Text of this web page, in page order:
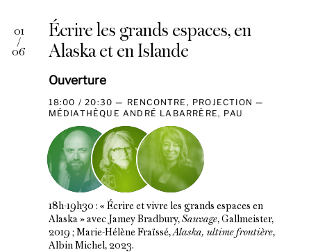
01
/
06
Écrire les grands espaces, en
Alaska et en Islande
Ouverture
18:00 / 20:30
RENCONTRE, PROJECTION
MÉDIATHÈQUE ANDRÉ LABARRÈRE, PAU
18h-19h30 : « Écrire et vivre les grands espaces en
Alaska » avec Jamey Bradbury, Sauvage, Gallmeister,
2019 ; Marie-Hélène Fraïssé,Alaska, ultime frontière,
Albin Michel, 2023.